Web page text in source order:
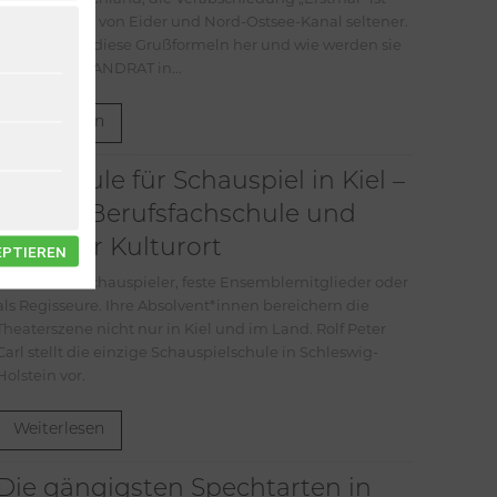
schon südlich von Eider und Nord-Ostsee-Kanal seltener.
Wo kommen diese Grußformeln her und wie werden sie
gebraucht? LANDRAT in...
Weiterlesen
Die Schule für Schauspiel in Kiel –
private Berufsfachschule und
Kulturort
Ob als freie Schauspieler, feste Ensemblemitglieder oder
Regisseure. Ihre Absolvent*innen bereichern die
Theaterszene nicht nur in Kiel und im Land. Rolf Peter
stellt die einzige Schauspielschule in Schleswig-
Holstein vor.
Weiterlesen
Die gängigsten Spechtarten in